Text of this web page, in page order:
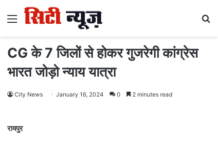
Menu
CG के 7 जिलों से होकर गुजरेगी कांग्रेस
भारत जोड़ो न्याय यात्रा
City News January 16, 2024 0 2 minutes read
रायपुर